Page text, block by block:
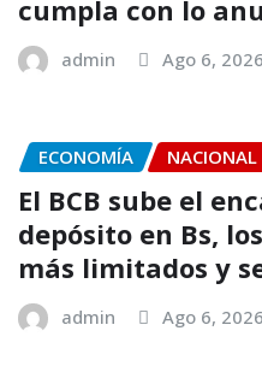
cumpla con lo
admin Ago 6, 2026
ECONOMÍA NACIONAL
El BCB sube el
depósito en Bs,
más limitados y
admin Ago 6, 2026